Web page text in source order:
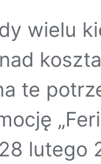
wielu
te
lutego